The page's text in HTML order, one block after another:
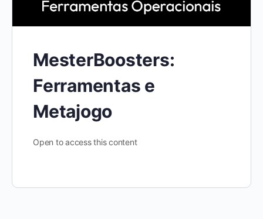
MesterBoosters:
Ferramentas e
Metajogo
Open to access this content